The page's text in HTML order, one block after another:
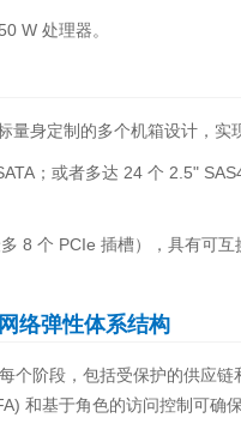
W 处理器。
量身定制的多个机箱设计，实
；或者多达 24 个 2.5"
8 个 PCIe 插槽），具有可
络弹性体系结构
个阶段，包括受保护的供应
和基于角色的访问控制可确保